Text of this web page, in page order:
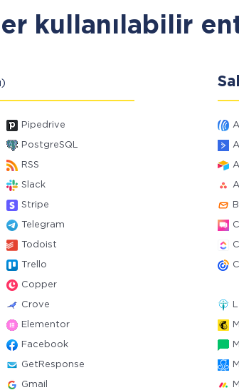
kullanılabilir
Pipedrive
PostgreSQL
RSS
Slack
Stripe
Telegram
Todoist
Trello
Copper
Crove
Elementor
Facebook
GetResponse
Gmail